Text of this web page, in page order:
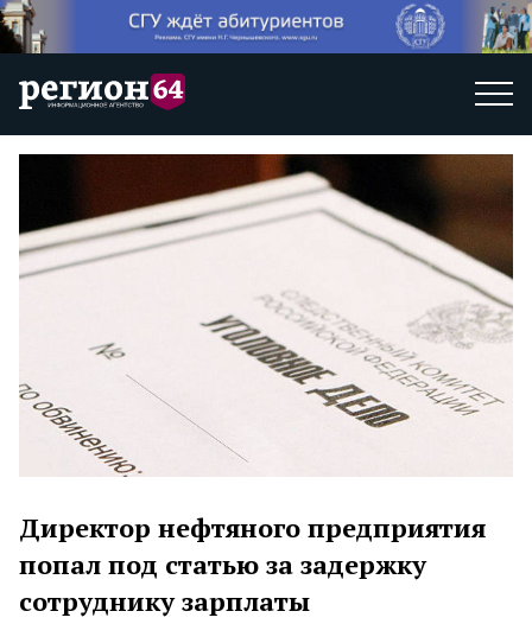
Директор нефтяного предприятия
попал под статью за задержку
сотруднику зарплаты